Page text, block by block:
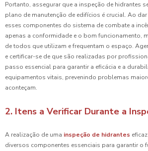
Portanto, assegurar que a inspeção de hidrantes
plano de manutenção de edifícios é crucial. Ao
esses componentes do sistema de combate a
apenas a conformidade e o bom funcionamento,
de todos que utilizam e frequentam o espaço.
e certificar-se de que são realizadas por
passo essencial para garantir a eficácia e a
equipamentos vitais, prevenindo problemas
aconteçam.
2. Itens a Verificar Durante a
A realização de uma inspeção de hidrantes
diversos componentes essenciais para garantir o